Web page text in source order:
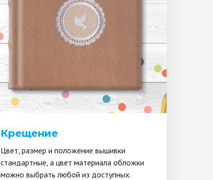
Крещение
Цвет, размер и положение вышивки
стандартные, а цвет материала обложки
можно выбрать любой из доступных.